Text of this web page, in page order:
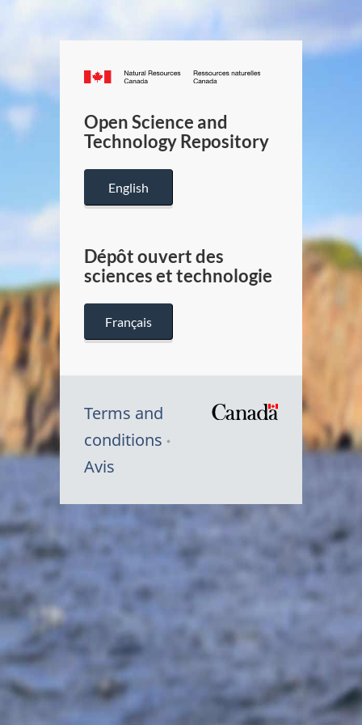
Canada.ca
/
Canada
Open Science and
Technology Repository
English
Dépôt ouvert des
sciences et technologie
Français
Terms and
conditions
Avis
Symbole
Canada